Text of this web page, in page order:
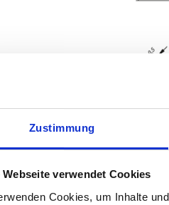
Zustimmung
Webseite verwendet Cookies
Cookies, um Inhalte